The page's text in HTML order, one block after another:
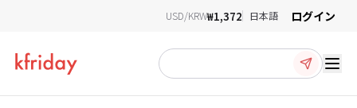
USD/KRW₩1,372 日本語 ログイン